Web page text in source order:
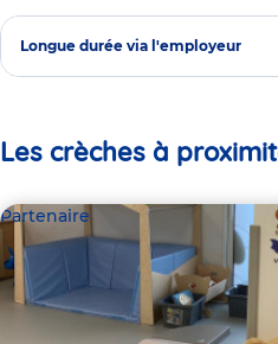
Longue durée via l'employeur
Les crèches à
Partenaire